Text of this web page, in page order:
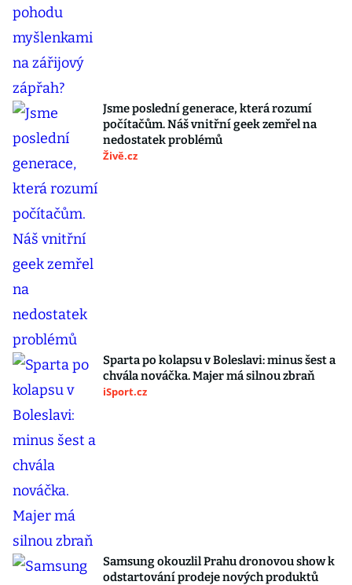
Jsme poslední generace, která rozumí
počítačům. Náš vnitřní geek zemřel na
nedostatek problémů
Živě.cz
Sparta po kolapsu v Boleslavi: minus šest a
chvála nováčka. Majer má silnou zbraň
iSport.cz
Samsung okouzlil Prahu dronovou show k
odstartování prodeje nových produktů